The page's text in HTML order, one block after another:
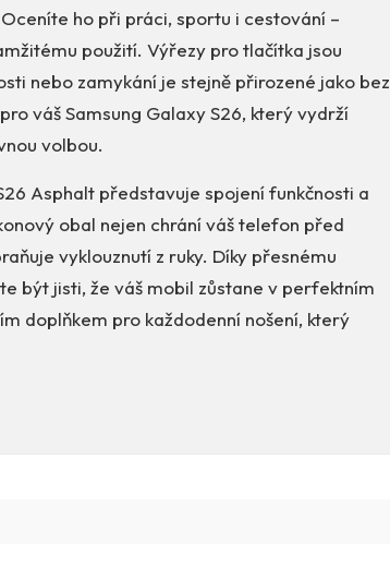
ho při práci, sportu i cestování –
použití. Výřezy pro tlačítka jsou
nebo zamykání je stejně přirozené jako bez
váš Samsung Galaxy S26, který vydrží
volbou.
Asphalt představuje spojení funkčnosti a
obal nejen chrání váš telefon před
vyklouznutí z ruky. Díky přesnému
být jisti, že váš mobil zůstane v perfektním
doplňkem pro každodenní nošení, který